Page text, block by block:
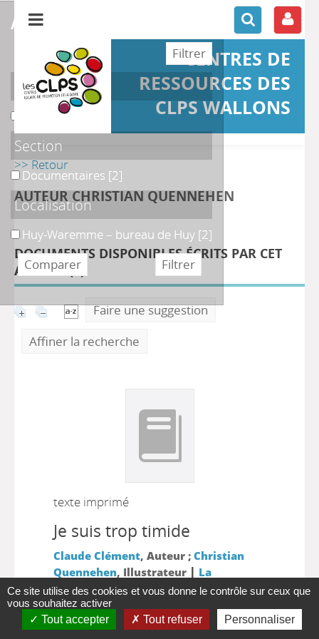
CENTRES DE
RESSOURCES DES
CLPS WALLONS
>> Retour
AUTEUR CHRISTIAN QUENNEHEN
DOCUMENTS DISPONIBLES ÉCRITS PAR CET
AUTEUR (2
Faire une suggestion
Affiner la recherche
texte imprimé
Je suis trop timide
Claude Clément, Auteur ; Christian
Quennehen, Illustrateur | La
Martinière Jeunesse|Oxygène (Paris.
1995), ISSN 1271-9382
Plus d'information...
affiner ou comparer
Support
OuvrageOuvrage
Section
Documentaires
Documentaires [2]
Localisation
Huy-Waremme – bureau de Huy
Huy-Waremme – bureau de Huy [2]
Ce site utilise des cookies et vous donne le contrôle sur ceux que
vous souhaitez activer
Tout accepter
Tout refuser Personnaliser